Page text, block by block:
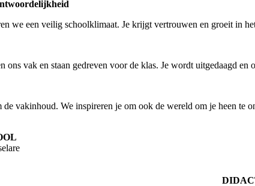
we een veilig schoolklimaat. Je krijgt vertrouwen en groeit in
ons vak en staan gedreven voor de klas. Je wordt uitgedaagd
vakinhoud. We inspireren je om ook de wereld om je heen